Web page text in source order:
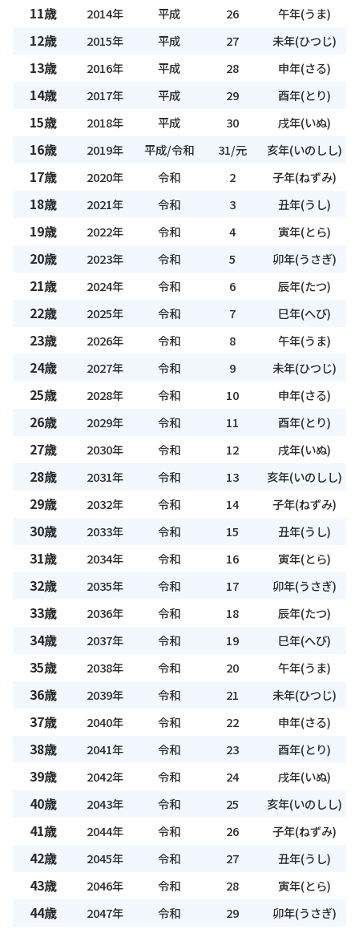
11歳 2014年 平成 26 午年(うま)
12歳 2015年 平成 27 未年(ひつじ)
13歳 2016年 平成 28 申年(さる)
14歳 2017年 平成 29 酉年(とり)
15歳 2018年 平成 30 戌年(いぬ)
16歳 2019年 平成/令和 31/元 亥年(いのしし)
17歳 2020年 令和 2 子年(ねずみ)
18歳 2021年 令和 3 丑年(うし)
19歳 2022年 令和 4 寅年(とら)
20歳 2023年 令和 5 卯年(うさぎ)
21歳 2024年 令和 6 辰年(たつ)
22歳 2025年 令和 7 巳年(へび)
23歳 2026年 令和 8 午年(うま)
24歳 2027年 令和 9 未年(ひつじ)
25歳 2028年 令和 10 申年(さる)
26歳 2029年 令和 11 酉年(とり)
27歳 2030年 令和 12 戌年(いぬ)
28歳 2031年 令和 13 亥年(いのしし)
29歳 2032年 令和 14 子年(ねずみ)
30歳 2033年 令和 15 丑年(うし)
31歳 2034年 令和 16 寅年(とら)
32歳 2035年 令和 17 卯年(うさぎ)
33歳 2036年 令和 18 辰年(たつ)
34歳 2037年 令和 19 巳年(へび)
35歳 2038年 令和 20 午年(うま)
36歳 2039年 令和 21 未年(ひつじ)
37歳 2040年 令和 22 申年(さる)
38歳 2041年 令和 23 酉年(とり)
39歳 2042年 令和 24 戌年(いぬ)
40歳 2043年 令和 25 亥年(いのしし)
41歳 2044年 令和 26 子年(ねずみ)
42歳 2045年 令和 27 丑年(うし)
43歳 2046年 令和 28 寅年(とら)
44歳 2047年 令和 29 卯年(うさぎ)